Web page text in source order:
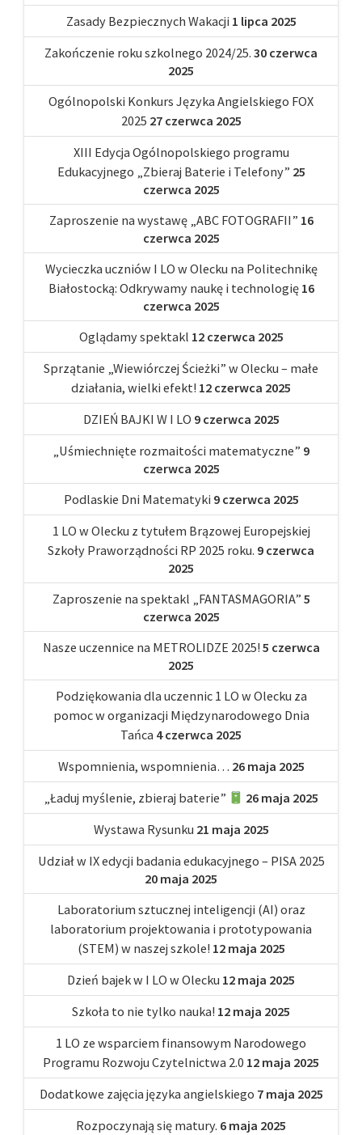
Zasady Bezpiecznych Wakacji 1 lipca 2025
Zakończenie roku szkolnego 2024/25. 30 czerwca
2025
Ogólnopolski Konkurs Języka Angielskiego FOX
2025 27 czerwca 2025
XIII Edycja Ogólnopolskiego programu
Edukacyjnego „Zbieraj Baterie i Telefony” 25
czerwca 2025
Zaproszenie na wystawę „ABC FOTOGRAFII” 16
czerwca 2025
Wycieczka uczniów I LO w Olecku na Politechnikę
Białostocką: Odkrywamy naukę i technologię 16
czerwca 2025
Oglądamy spektakl 12 czerwca 2025
Sprzątanie „Wiewiórczej Ścieżki” w Olecku – małe
działania, wielki efekt! 12 czerwca 2025
DZIEŃ BAJKI W I LO 9 czerwca 2025
„Uśmiechnięte rozmaitości matematyczne” 9
czerwca 2025
Podlaskie Dni Matematyki 9 czerwca 2025
1 LO w Olecku z tytułem Brązowej Europejskiej
Szkoły Praworządności RP 2025 roku. 9 czerwca
2025
Zaproszenie na spektakl „FANTASMAGORIA” 5
czerwca 2025
Nasze uczennice na METROLIDZE 2025! 5 czerwca
2025
Podziękowania dla uczennic 1 LO w Olecku za
pomoc w organizacji Międzynarodowego Dnia
Tańca 4 czerwca 2025
Wspomnienia, wspomnienia… 26 maja 2025
„Ładuj myślenie, zbieraj baterie”
26 maja 2025
Wystawa Rysunku 21 maja 2025
Udział w IX edycji badania edukacyjnego – PISA 2025
20 maja 2025
Laboratorium sztucznej inteligencji (AI) oraz
laboratorium projektowania i prototypowania
(STEM) w naszej szkole! 12 maja 2025
Dzień bajek w I LO w Olecku 12 maja 2025
Szkoła to nie tylko nauka! 12 maja 2025
1 LO ze wsparciem finansowym Narodowego
Programu Rozwoju Czytelnictwa 2.0 12 maja 2025
Dodatkowe zajęcia języka angielskiego 7 maja 2025
Rozpoczynają się matury. 6 maja 2025